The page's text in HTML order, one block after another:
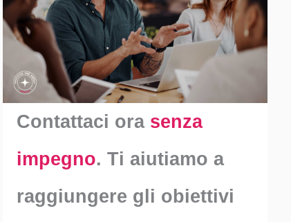
Contattaci ora senza
impegno. Ti aiutiamo a
raggiungere gli obiettivi